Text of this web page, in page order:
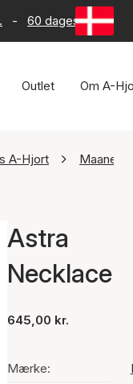
- 60 dages returret
Outlet Om A-
A-Hjort
Astra
Necklace
645,00 kr.
Mærke: